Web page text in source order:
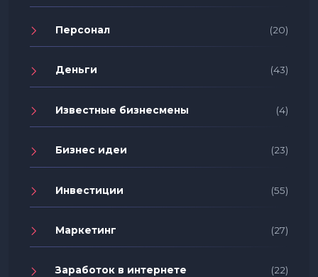
Персонал (20)
Деньги (43)
Известные бизнесмены (4)
Бизнес идеи (23)
Инвестиции (55)
Маркетинг (27)
Заработок в интернете (22)